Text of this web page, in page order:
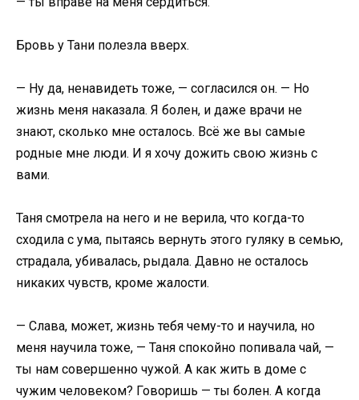
Бровь у Тани полезла вверх.
— Ну да, ненавидеть тоже, — согласился он. — Но
жизнь меня наказала. Я болен, и даже врачи не
знают, сколько мне осталось. Всё же вы самые
родные мне люди. И я хочу дожить свою жизнь с
вами.
Таня смотрела на него и не верила, что когда-то
сходила с ума, пытаясь вернуть этого гуляку в семью,
страдала, убивалась, рыдала. Давно не осталось
никаких чувств, кроме жалости.
— Слава, может, жизнь тебя чему-то и научила, но
меня научила тоже, — Таня спокойно попивала чай, —
ты нам совершенно чужой. А как жить в доме с
чужим человеком? Говоришь — ты болен. А когда